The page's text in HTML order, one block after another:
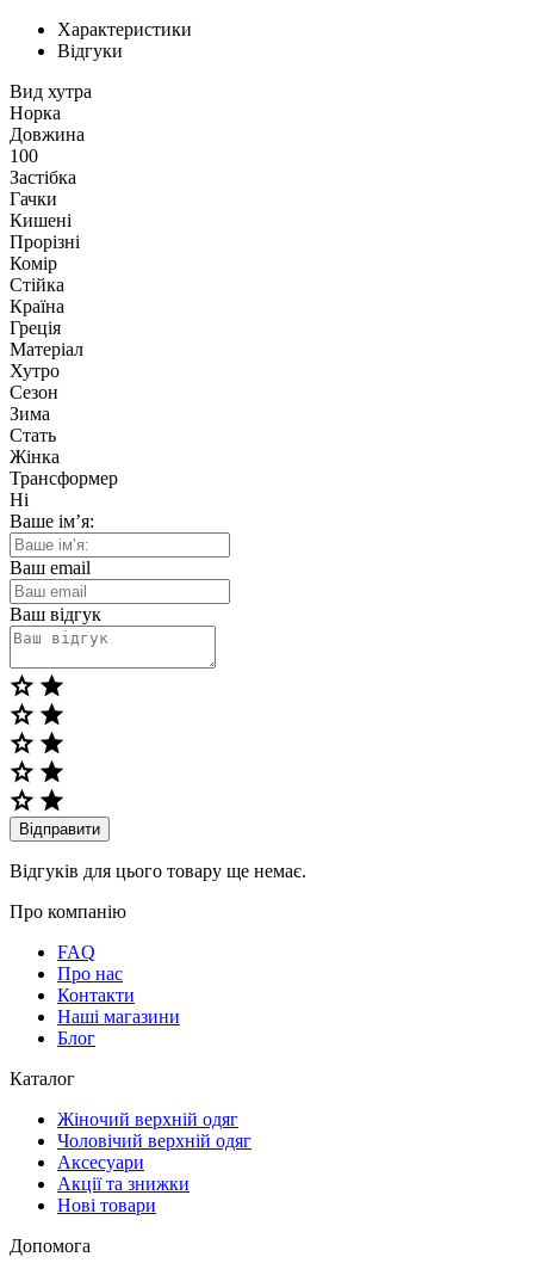
Характеристики
Відгуки
Вид хутра
Норка
Довжина
100
Застібка
Гачки
Кишені
Прорізні
Комір
Стійка
Країна
Греція
Матеріал
Хутро
Сезон
Зима
Стать
Жінка
Трансформер
Ні
Ваше ім’я:
Ваш email
Ваш відгук
Відправити
Відгуків для цього товару ще немає.
Про компанію
FAQ
Про нас
Контакти
Наші магазини
Блог
Каталог
Жіночий верхній одяг
Чоловічий верхній одяг
Аксесуари
Акції та знижки
Нові товари
Допомога